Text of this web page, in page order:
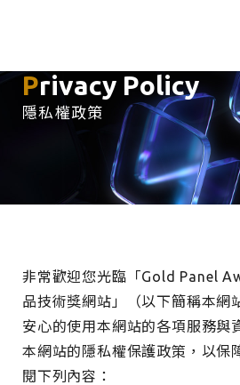
Privacy Policy
隱私權政策
隱
私
非常歡迎您光臨「Gold Panel
品技術獎網站」（以下簡稱本網
安心的使用本網站的各項服務與
本網站的隱私權保護政策，以保
閱下列內容：